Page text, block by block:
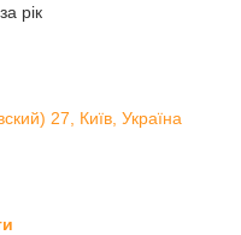
рік
27, Київ, Україна